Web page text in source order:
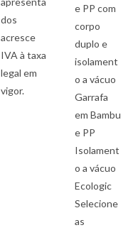
dos
acresce
IVA à taxa
legal em
vigor.
e PP com
corpo
duplo e
isolament
o a vácuo
Garrafa
em Bambu
e PP
Isolament
o a vácuo
Ecologic
Selecione
as